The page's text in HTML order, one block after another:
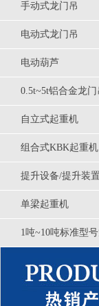
手动式龙门吊
电动式龙门吊
电动葫芦
0.5t~5t铝合金龙
自立式起重机
组合式KBK起重机
提升设备/提升装置
单梁起重机
1吨~10吨标准型